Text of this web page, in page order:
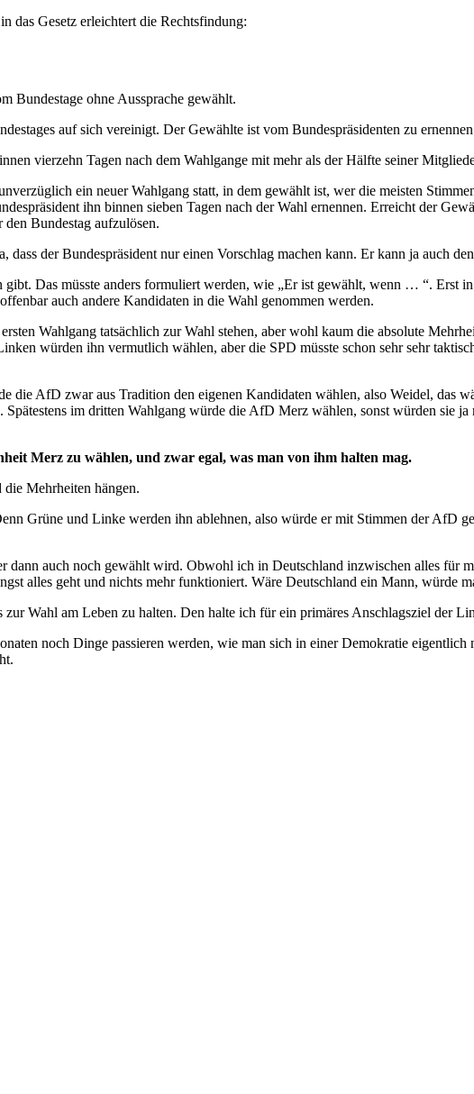
das Gesetz erleichtert die Rechtsfindung:
Bundestage ohne Aussprache gewählt.
auf sich vereinigt. Der Gewählte ist vom Bundespräsidenten zu
vierzehn Tagen nach dem Wahlgange mit mehr als der Hälfte seiner
ein neuer Wahlgang statt, in dem gewählt ist, wer die meisten
ihn binnen sieben Tagen nach der Wahl ernennen. Erreicht der
Bundestag aufzulösen.
dass der Bundespräsident nur einen Vorschlag machen kann. Er kann ja auch
Das müsste anders formuliert werden, wie „Er ist gewählt, wenn … “. Erst
auch andere Kandidaten in die Wahl genommen werden.
Wahlgang tatsächlich zur Wahl stehen, aber wohl kaum die absolute
würden ihn vermutlich wählen, aber die SPD müsste schon sehr sehr
AfD zwar aus Tradition den eigenen Kandidaten wählen, also Weidel, das
im dritten Wahlgang würde die AfD Merz wählen, sonst würden sie
Merz zu wählen, und zwar egal, was man von ihm halten mag.
Mehrheiten hängen.
Grüne und Linke werden ihn ablehnen, also würde er mit Stimmen der AfD
dann auch noch gewählt wird. Obwohl ich in Deutschland inzwischen alles für
alles geht und nichts mehr funktioniert. Wäre Deutschland ein Mann, würde
Wahl am Leben zu halten. Den halte ich für ein primäres Anschlagsziel der
noch Dinge passieren werden, wie man sich in einer Demokratie